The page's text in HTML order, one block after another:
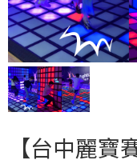
【台中麗